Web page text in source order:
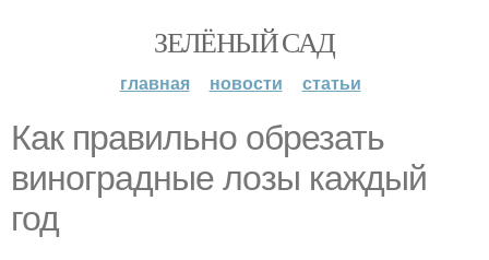
ЗЕЛЁНЫЙ САД
главная новости статьи
Как правильно обрезать
виноградные лозы каждый
год